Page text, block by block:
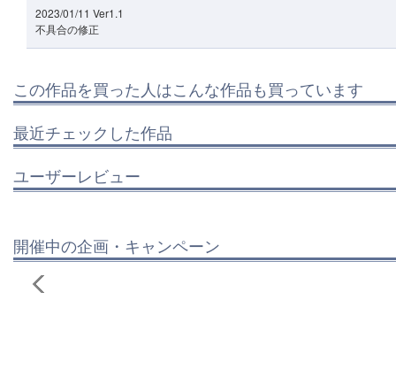
2023/01/11 Ver1.1
不具合の修正
この作品を買った人はこんな作品も買っています
最近チェックした作品
ユーザーレビュー
開催中の企画・キャンペーン